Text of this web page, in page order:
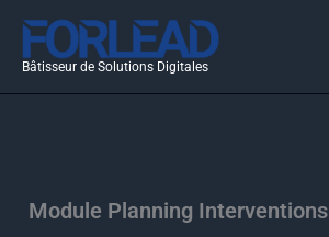
Aller
contenu
Bâtisseur de Solutions Digitales
Module Planning Interventions